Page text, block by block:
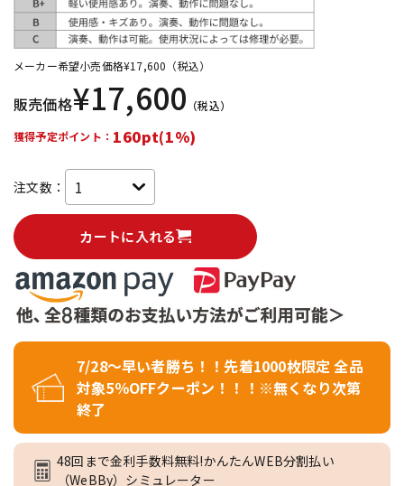
メーカー希望小売価格¥17,600 （税込）
販売価格¥17,600 （税込）
獲得予定ポイント： 160pt(1%)
注文数：
カートに入れる
7/28～早い者勝ち！！先着1000枚限定 全品
対象5％OFFクーポン！！！※無くなり次第
終了
48回まで金利手数料無料!かんたんWEB分割払い
（WeBBy）シミュレーター